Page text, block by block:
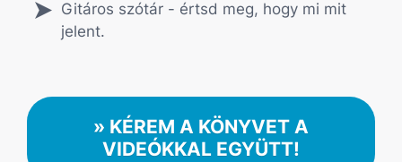
Gitáros szótár - értsd meg, hogy mi mit
jelent.
» KÉREM A KÖNYVET A
VIDEÓKKAL EGYÜTT!